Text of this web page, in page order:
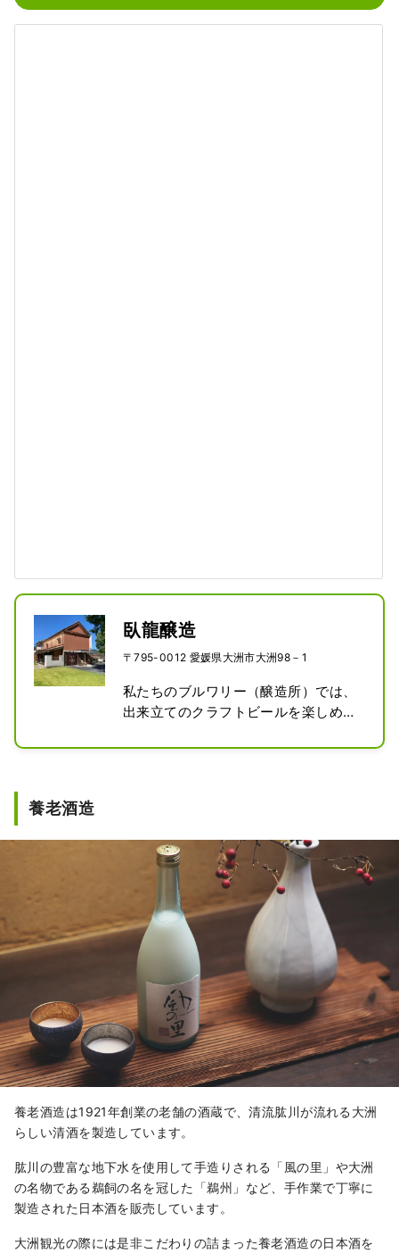
臥龍醸造
〒795-0012 愛媛県大洲市大洲98－1
私たちのブルワリー（醸造所）では、
出来立てのクラフトビールを楽しめる
ナーなどのお料理もご提供しています
気軽にお立ち寄りください。
今より100年以上前、絹糸工場の蘭倉
庫として建てられた煉瓦倉庫。その敷
地内には明治21年の大洲城解体の際に
譲り受けた屋根瓦といちょうの木、そ
してメタセコイヤが植えられ、地域の
シンボルとなりました。近年では老朽
化から存続の危機にありましたが、地
元有志による保存活動に助けられ、煉
瓦倉庫をリノベーション、テーブルや
椅子などは西洋アンティークと地元古
現した「臥龍煉瓦倉庫」として生まれ
変わりました。
養老酒造
養老酒造は1921年創業の老舗の酒蔵で、清流肱川が流れる大洲
らしい清酒を製造しています。
肱川の豊富な地下水を使用して手造りされる「風の里」や大洲
の名物である鵜飼の名を冠した「鵜州」など、手作業で丁寧に
製造された日本酒を販売しています。
大洲観光の際には是非こだわりの詰まった養老酒造の日本酒を